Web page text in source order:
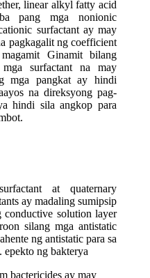
linear alkyl fatty acid
pang mga nonionic
surfactant ay may
pagkagalit ng coefficient
Ginamit bilang
surfactant na may
mga pangkat ay hindi
na direksyong pag-
hindi sila angkop para
at quaternary
ay madaling sumipsip
solution layer
silang mga antistatic
ng antistatic para sa
ng bakterya
bactericides ay may